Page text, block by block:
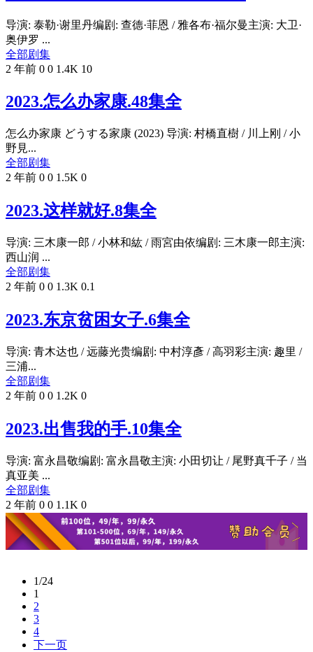
导演: 泰勒·谢里丹编剧: 查德·菲恩 / 雅各布·福尔曼主演: 大卫·
奥伊罗 ...
全部剧集
2 年前 0 0 1.4K 10
2023.怎么办家康.48集全
怎么办家康 どうする家康 (2023) 导演: 村橋直樹 / 川上刚 / 小
野見...
全部剧集
2 年前 0 0 1.5K 0
2023.这样就好.8集全
导演: 三木康一郎 / 小林和紘 / 雨宮由依编剧: 三木康一郎主演:
西山润 ...
全部剧集
2 年前 0 0 1.3K 0.1
2023.东京贫困女子.6集全
导演: 青木达也 / 远藤光贵编剧: 中村淳彥 / 高羽彩主演: 趣里 /
三浦...
全部剧集
2 年前 0 0 1.2K 0
2023.出售我的手.10集全
导演: 富永昌敬编剧: 富永昌敬主演: 小田切让 / 尾野真千子 / 当
真亚美 ...
全部剧集
2 年前 0 0 1.1K 0
1/24
1
2
3
4
下一页